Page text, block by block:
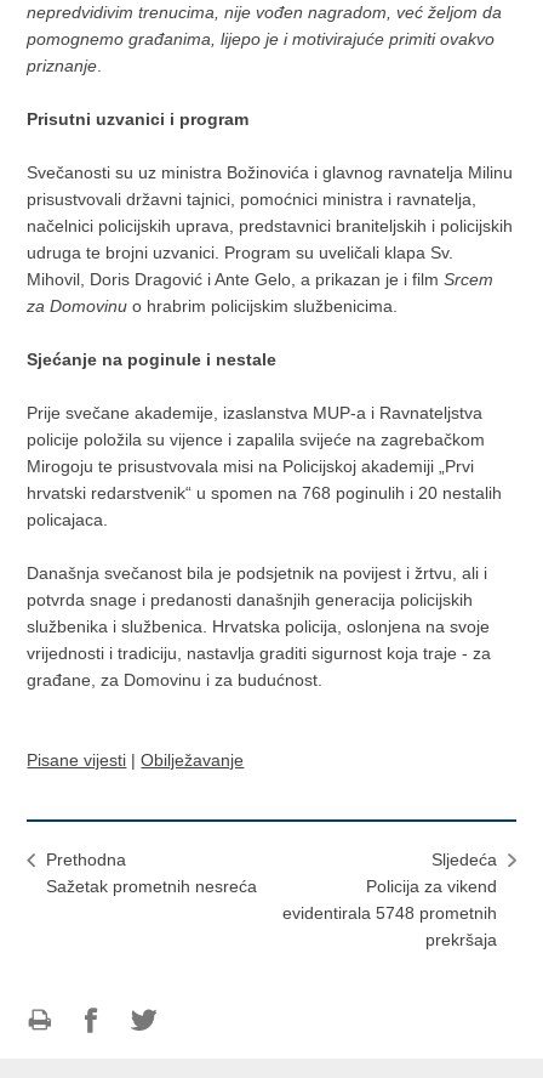
nepredvidivim trenucima, nije vođen nagradom, već željom da
pomognemo građanima, lijepo je i motivirajuće primiti ovakvo
priznanje
Prisutni uzvanici i program
Svečanosti su uz ministra Božinovića i glavnog ravnatelja Milinu
prisustvovali državni tajnici, pomoćnici ministra i ravnatelja,
načelnici policijskih uprava, predstavnici braniteljskih i policijskih
udruga te brojni uzvanici. Program su uveličali klapa Sv.
Mihovil, Doris Dragović i Ante Gelo, a prikazan je i filmSrcem
za Domovinu o hrabrim policijskim službenicima.
Sjećanje na poginule i nestale
Prije svečane akademije, izaslanstva MUP-a i Ravnateljstva
policije položila su vijence i zapalila svijeće na zagrebačkom
Mirogoju te prisustvovala misi na Policijskoj akademiji „Prvi
hrvatski redarstvenik“ u spomen na 768 poginulih i 20 nestalih
policajaca.
Današnja svečanost bila je podsjetnik na povijest i žrtvu, ali i
potvrda snage i predanosti današnjih generacija policijskih
službenika i službenica. Hrvatska policija, oslonjena na svoje
vrijednosti i tradiciju, nastavlja graditi sigurnost koja traje - za
građane, za Domovinu i za budućnost.
Pisane vijesti |Obilježavanje
Prethodna
Sažetak prometnih nesreća
Sljedeća
Policija za vikend
evidentirala 5748 prometnih
prekršaja